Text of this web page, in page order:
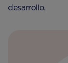
desarrollo.